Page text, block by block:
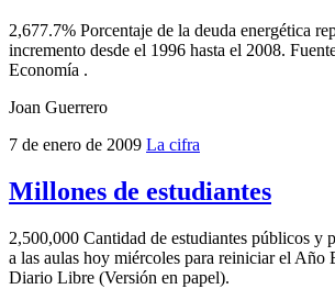
2,677.7% Porcentaje de la deuda energética
incremento desde el 1996 hasta el 2008.
Economía .
Joan Guerrero
7 de enero de 2009 La cifra
Millones de estudiantes
2,500,000 Cantidad de estudiantes públicos y
a las aulas hoy miércoles para reiniciar el Año
Diario Libre (Versión en papel).